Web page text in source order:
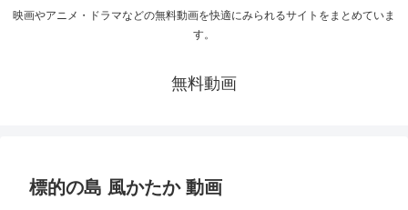
映画やアニメ・ドラマなどの無料動画を快適にみられるサイトをまとめていま
す。
無料動画
標的の島 風かたか 動画